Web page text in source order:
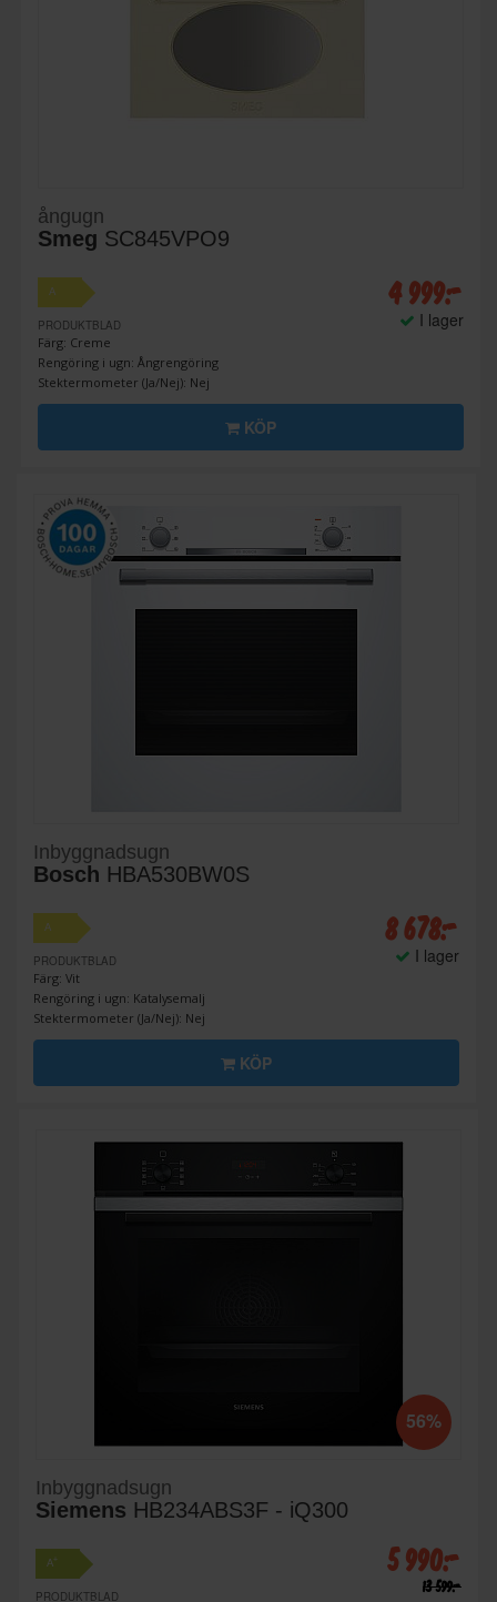
ångugn
Smeg SC845VPO9
A
PRODUKTBLAD
Färg: Creme
Rengöring i ugn: Ångrengöring
Stektermometer (Ja/Nej): Nej
4 999:-
I lager
KÖP
Inbyggnadsugn
Bosch HBA530BW0S
A
PRODUKTBLAD
Färg: Vit
Rengöring i ugn: Katalysemalj
Stektermometer (Ja/Nej): Nej
8 678:-
I lager
KÖP
56%
Inbyggnadsugn
Siemens HB234ABS3F - iQ300
A+
PRODUKTBLAD
5 990:-
13 599:-